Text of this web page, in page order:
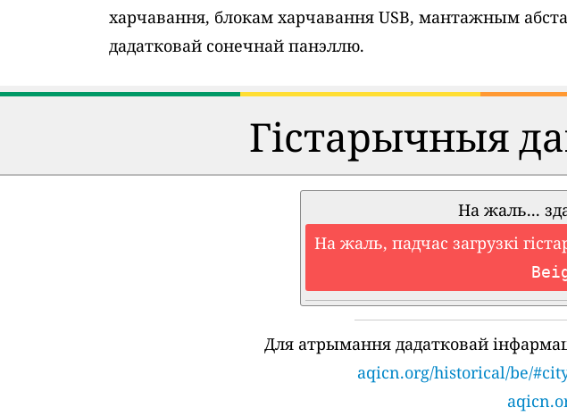
харчавання, блокам харчавання USB, мантажным
дадатковай сонечнай панэллю.
Гістарычныя
На жаль...
На жаль, падчас загрузкі
Для атрымання дадатковай
aqicn.org/historical/be/